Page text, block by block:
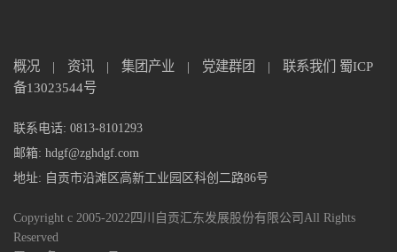
概况 | 资讯 | 集团产业 | 党建群团 | 联系我们
蜀ICP
备13023544号
联系电话: 0813-8101293
邮箱: hdgf@zghdgf.com
地址: 自贡市沿滩区高新工业园区科创二路86号
Copyright c 2005-2022四川自贡汇东发展股份有限公司All Rights
Reserved